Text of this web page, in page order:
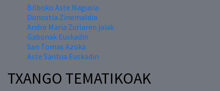
Bilboko Aste Nagusia
Donostia Zinemaldia
Andre Maria Zuriaren jaiak
Gabonak Euskadin
San Tomas Azoka
Aste Santua Euskadin
TXANGO TEMATIKOAK